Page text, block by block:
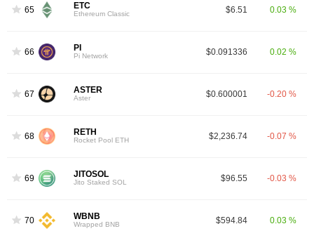
65 ETC
Ethereum Classic $6.51 0.03 %
66 PI
Pi Network $0.091336 0.02 %
67 ASTER
Aster $0.600001 -0.20 %
68 RETH
Rocket Pool ETH $2,236.74 -0.07 %
69 JITOSOL
Jito Staked SOL $96.55 -0.03 %
70 WBNB
Wrapped BNB $594.84 0.03 %